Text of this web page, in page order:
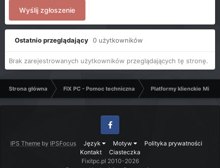
Wyślij zgłoszenie
Ostatnio przeglądający 0 użytkowników
Brak zarejestrowanych użytkowników przeglądających tę stronę.
Strona główna FIX PC - Pomoc techniczna Platformy klienckie
IPS Theme by IPSFocus Język Motyw
Polityka prywatności
Kontakt
Ciasteczka
Facebook
Fixitpc.pl 2010-2026